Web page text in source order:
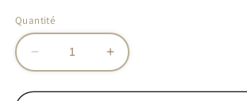
Quantité
Réduire
la
quantité
Augmenter
la
quantité